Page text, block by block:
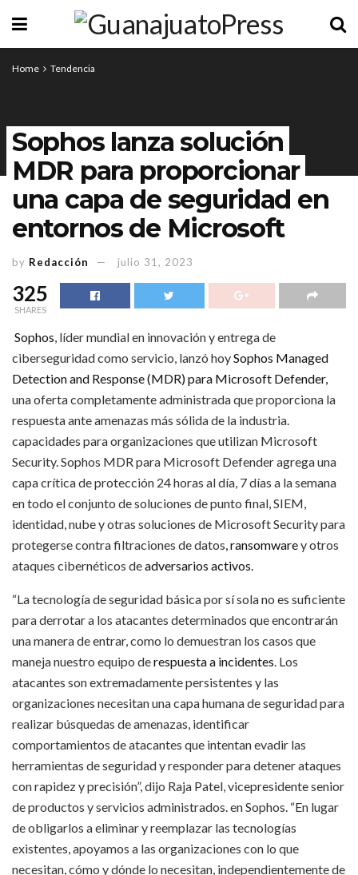
Home Tendencia
Sophos lanza solución
MDR para proporcionar
una capa de seguridad en
entornos de Microsoft
by Redacción julio 31, 2023
325
SHARES
Sophos , líder mundial en innovación y entrega de
ciberseguridad como servicio, lanzó hoySophos Managed
Detection and Response (MDR) para Microsoft Defender,
una oferta completamente administrada que proporciona la
respuesta ante amenazas más sólida de la industria.
capacidades para organizaciones que utilizan Microsoft
Security. Sophos MDR para Microsoft Defender agrega una
capa crítica de protección 24 horas al día, 7 días a la semana
en todo el conjunto de soluciones de punto final, SIEM,
identidad, nube y otras soluciones de Microsoft Security para
protegerse contra filtraciones de datos , ransomwarey otros
ataques cibernéticos deadversarios activos.
“La tecnología de seguridad básica por sí sola no es suficiente
para derrotar a los atacantes determinados que encontrarán
una manera de entrar, como lo demuestran los casos que
maneja nuestro equipo derespuesta a incidentes . Los
atacantes son extremadamente persistentes y las
organizaciones necesitan una capa humana de seguridad para
realizar búsquedas de amenazas, identificar
comportamientos de atacantes que intentan evadir las
herramientas de seguridad y responder para detener ataques
con rapidez y precisión”, dijo Raja Patel, vicepresidente senior
de productos y servicios administrados. en Sophos. “En lugar
de obligarlos a eliminar y reemplazar las tecnologías
existentes, apoyamos a las organizaciones con lo que
necesitan, cómo y dónde lo necesitan, independientemente de